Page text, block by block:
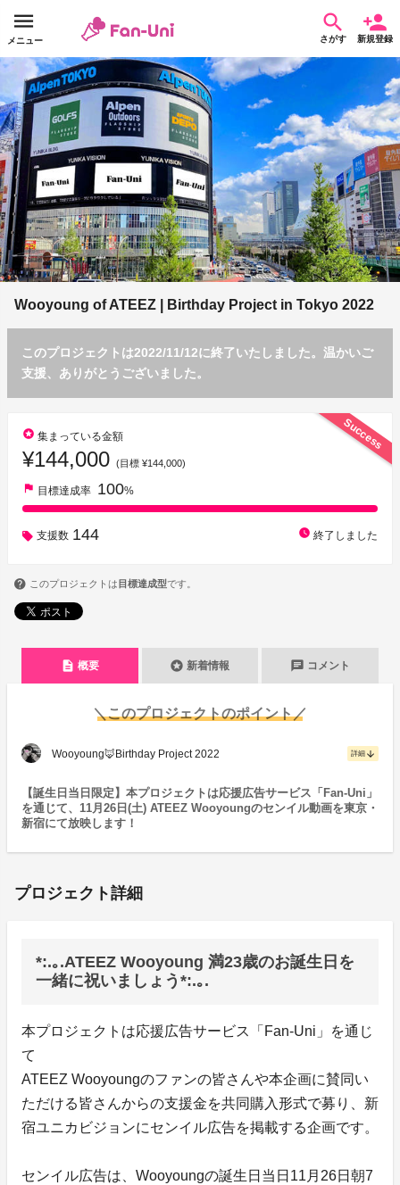
メニュー さがす 新規登録
Wooyoung of ATEEZ | Birthday Project in Tokyo 2022
このプロジェクトは2022/11/12に終了いたしました。温かいご
支援、ありがとうございました。
Success
stars 集まっている金額
¥144,000 (目標 ¥144,000)
flag 目標達成率 100%
支援数 144 watch_later 終了しました
このプロジェクトは 目標達成型です。
description 概要 stars 新着情報 chat コメント
＼このプロジェクトのポイント／
Wooyoung🦊Birthday Project 2022 詳細 arrow_downward
【誕生日当日限定】本プロジェクトは応援広告サービス「Fan-Uni」
を通じて、11月26日(土) ATEEZ Wooyoungのセンイル動画を東京・
新宿にて放映します！
プロジェクト詳細
*:.｡.ATEEZ Wooyoung 満23歳のお誕生日を
一緒に祝いましょう*:.｡.
本プロジェクトは応援広告サービス「Fan-Uni」を通じ
て
ATEEZ Wooyoungのファンの皆さんや本企画に賛同い
ただける皆さんからの支援金を共同購入形式で募り、新
宿ユニカビジョンにセンイル広告を掲載する企画です。
センイル広告は、Wooyoungの誕生日当日11月26日朝7